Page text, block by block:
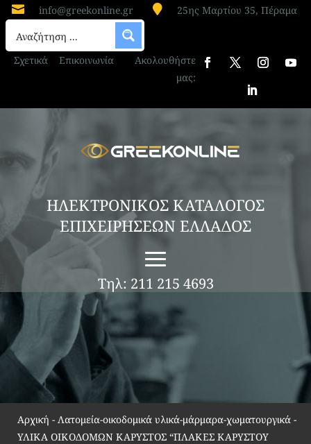
 info@greekonline.gr  25ης Μαρτίου 35, Πέραμα
Σχετικά Επικοινωνία
Ακολουθήστε
μας:
ΗΛΕΚΤΡΟΝΙΚΟΣ ΚΑΤΑΛΟΓΟΣ
ΕΠΙΧΕΙΡΗΣΕΩΝ ΕΛΛΑΔΟΣ
Τηλ: 211 215 4693
Αρχική - Λατομεία-οικοδομικά υλικά-μάρμαρα-χωματουργικά-
ΥΛΙΚΑ ΟΙΚΟΔΟΜΩΝ ΚΑΡΥΣΤΟΣ “ΠΛΑΚΕΣ ΚΑΡΥΣΤΟΥ